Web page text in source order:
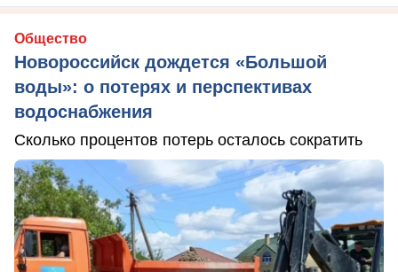
Общество
Новороссийск дождется «Большой
воды»: о потерях и перспективах
водоснабжения
Сколько процентов потерь осталось сократить